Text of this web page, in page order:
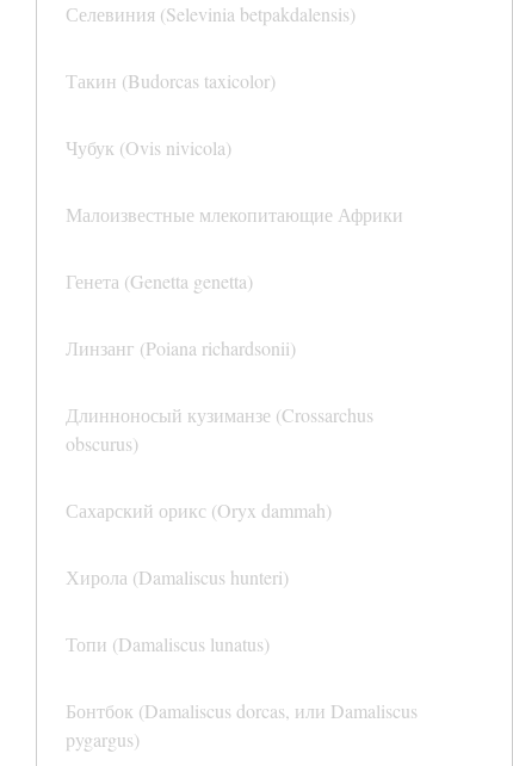
Селевиния (Selevinia betpakdalensis)
Такин (Budorcas taxicolor)
Чубук (Ovis nivicola)
Малоизвестные млекопитающие Африки
Генета (Genetta genetta)
Линзанг (Poiana richardsonii)
Длинноносый кузиманзе (Crossarchus
obscurus)
Сахарский орикс (Oryx dammah)
Хирола (Damaliscus hunteri)
Топи (Damaliscus lunatus)
Бонтбок (Damaliscus dorcas, или Damaliscus
pygargus)